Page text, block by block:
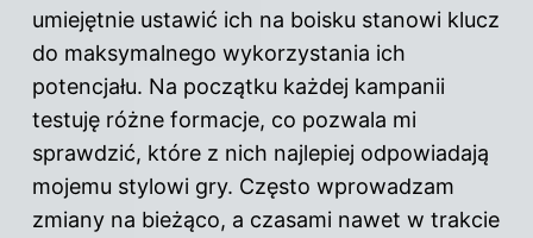
umiejętnie ustawić ich na boisku stanowi klucz
do maksymalnego wykorzystania ich
potencjału. Na początku każdej kampanii
testuję różne formacje, co pozwala mi
sprawdzić, które z nich najlepiej odpowiadają
mojemu stylowi gry. Często wprowadzam
zmiany na bieżąco, a czasami nawet w trakcie